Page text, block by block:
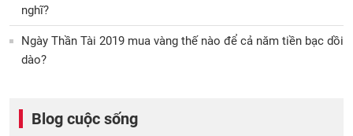
nghĩ?
Ngày Thần Tài 2019 mua vàng thế nào để cả năm tiền bạc dồi
dào?
Blog cuộc sống